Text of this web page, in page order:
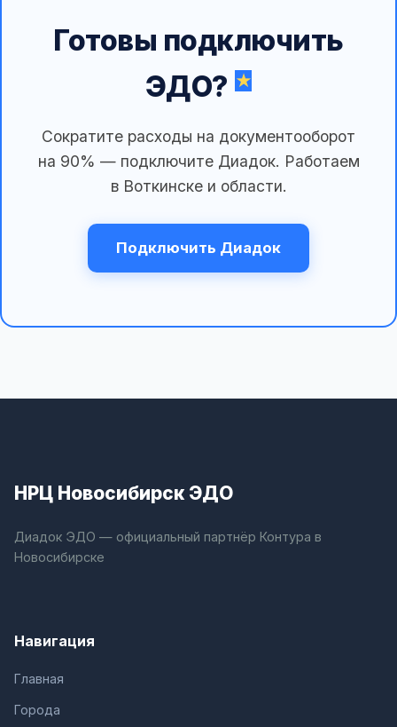
Готовы подключить
ЭДО?
Сократите расходы на документооборот
на 90% — подключите Диадок. Работаем
в Воткинске и области.
Подключить Диадок
НРЦ Новосибирск ЭДО
Диадок ЭДО — официальный партнёр Контура в
Новосибирске
Навигация
Главная
Города